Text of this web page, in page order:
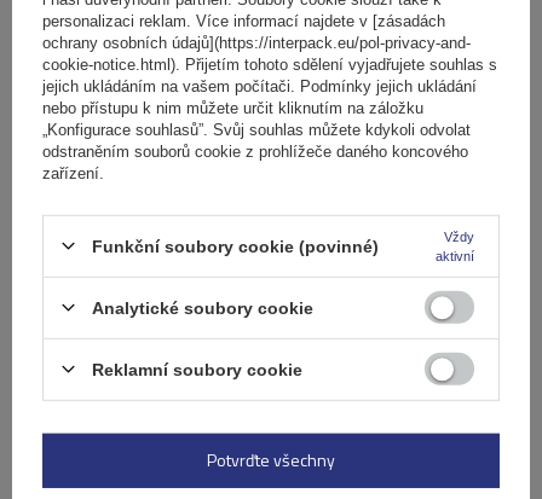
Dodávka
Položit otázku
Recenze(0)
Napište svoji recenzi
Vaše hodnocení:
5/5
personalizaci reklam. Více informací najdete v [zásadách
ochrany osobních údajů](https://interpack.eu/pol-privacy-and-
cookie-notice.html). Přijetím tohoto sdělení vyjadřujete souhlas s
jejich ukládáním na vašem počítači. Podmínky jejich ukládání
nebo přístupu k nim můžete určit kliknutím na záložku
„Konfigurace souhlasů”. Svůj souhlas můžete kdykoli odvolat
odstraněním souborů cookie z prohlížeče daného koncového
zařízení.
Funkční soubory cookie (povinné)
Vždy
aktivní
Analytické soubory cookie
Reklamní soubory cookie
Potvrďte všechny